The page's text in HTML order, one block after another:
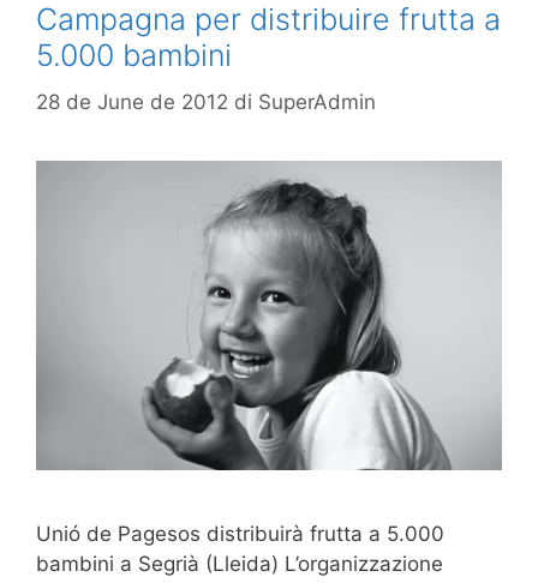
Campagna per distribuire frutta a
5.000 bambini
28 de June de 2012 di SuperAdmin
Unió de Pagesos distribuirà frutta a 5.000
bambini a Segrià (Lleida) L’organizzazione